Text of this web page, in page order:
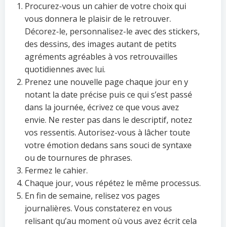
Procurez-vous un cahier de votre choix qui
vous donnera le plaisir de le retrouver.
Décorez-le, personnalisez-le avec des stickers,
des dessins, des images autant de petits
agréments agréables à vos retrouvailles
quotidiennes avec lui.
Prenez une nouvelle page chaque jour en y
notant la date précise puis ce qui s’est passé
dans la journée, écrivez ce que vous avez
envie. Ne rester pas dans le descriptif, notez
vos ressentis. Autorisez-vous à lâcher toute
votre émotion dedans sans souci de syntaxe
ou de tournures de phrases.
Fermez le cahier.
Chaque jour, vous répétez le même processus.
En fin de semaine, relisez vos pages
journalières. Vous constaterez en vous
relisant qu’au moment où vous avez écrit cela